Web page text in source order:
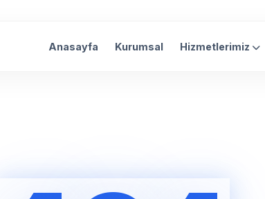
Anasayfa Kurumsal Hizmetlerimiz